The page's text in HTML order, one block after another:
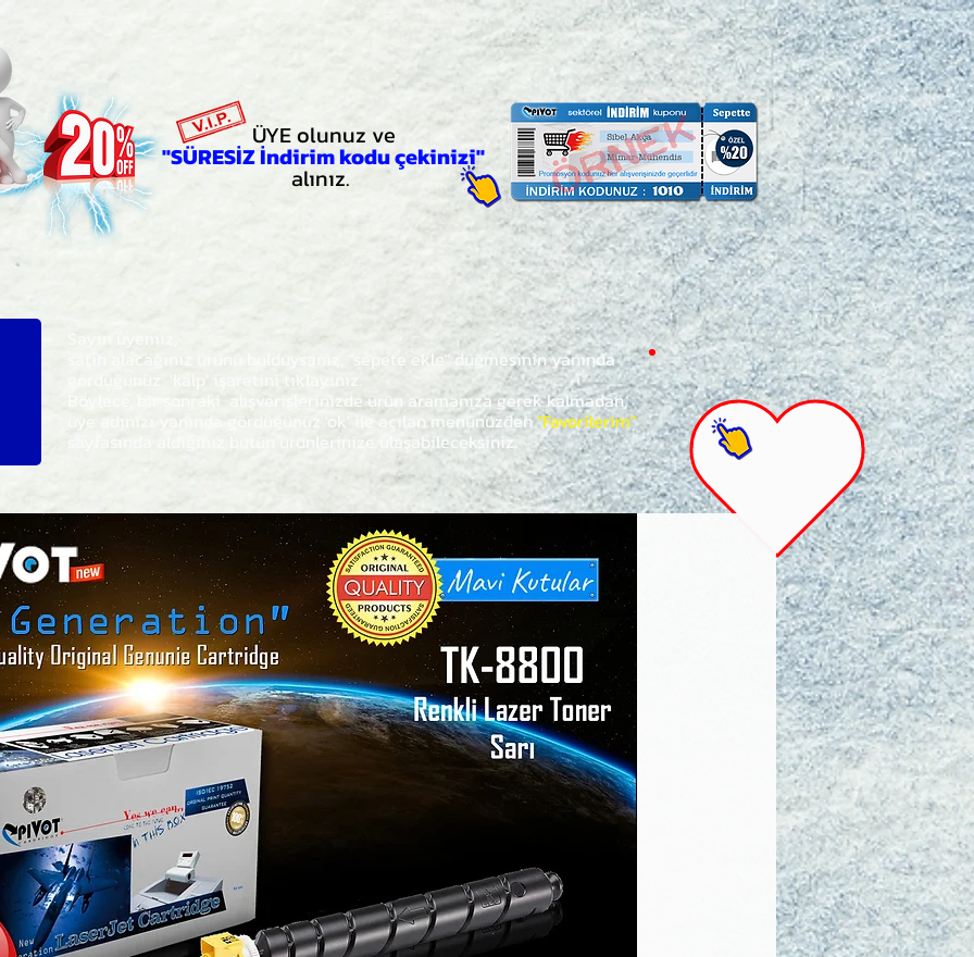
ÜYE olunuz ve
"SÜRESİZ İndirim kodu çekinizi"
alınız.
satın alacağınız ürünü bulduysanız, "sepete ekle" düğmesinin yanında
gördüğünüz 'kalp' işaretini tıklayınız.
bir sonraki alışverişlerinizde ürün aramanıza gerek kalmadan,
üye adınızı yanında gördüğünüz 'ok' ile açılan menünüzden"Favorilerim"
sayfasında aldığınız bütün ürünlerinize ulaşabileceksiniz.